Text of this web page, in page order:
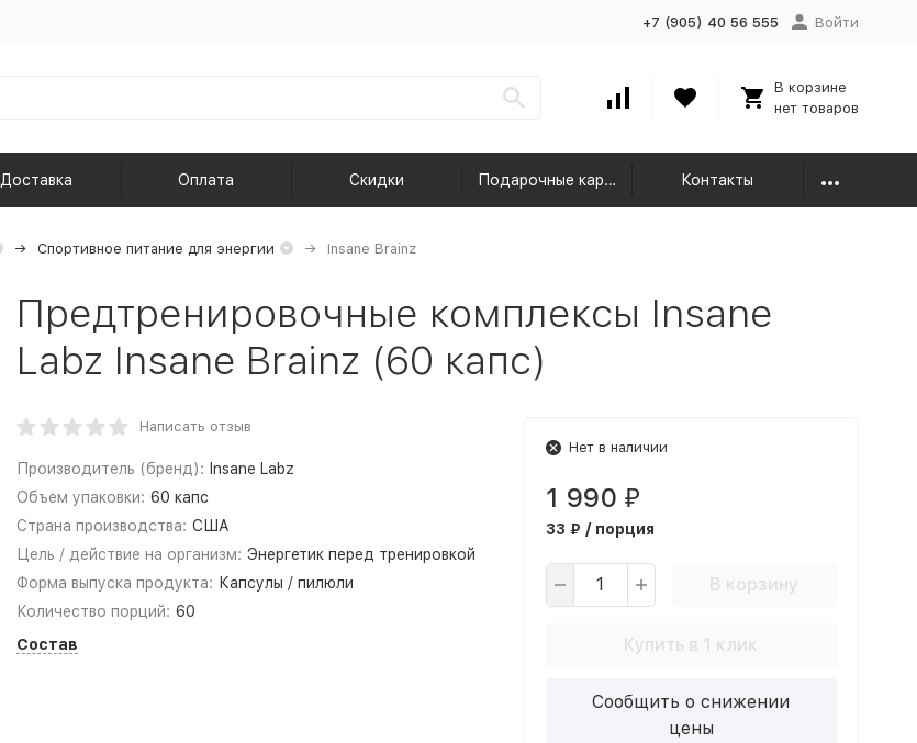
+7 (905) 40 56 555 Войти
В корзине
нет товаров
Доставка Оплата Скидки Подарочные карты Контакты
Спортивное питание для энергии Insane Brainz
Предтренировочные комплексы Insane
Labz Insane Brainz (60 капс)
Написать отзыв
Производитель (бренд): Insane Labz
Объем упаковки: 60 капс
Страна производства: США
Цель / действие на организм: Энергетик перед тренировкой
Форма выпуска продукта: Капсулы / пилюли
Количество порций: 60
Состав
Нет в наличии
1 990 ₽
33 ₽ / порция
В корзину
Купить в 1 клик
Сообщить о снижении
цены